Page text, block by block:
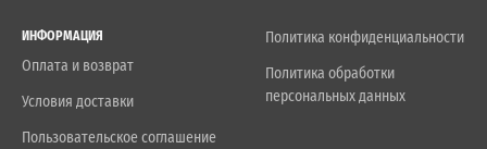
ИНФОРМАЦИЯ
Оплата и возврат
Условия доставки
Пользовательское соглашение
Политика конфиденциальности
Политика обработки
персональных данных